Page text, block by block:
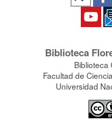
Biblioteca
Biblioteca
Facultad de
Universidad